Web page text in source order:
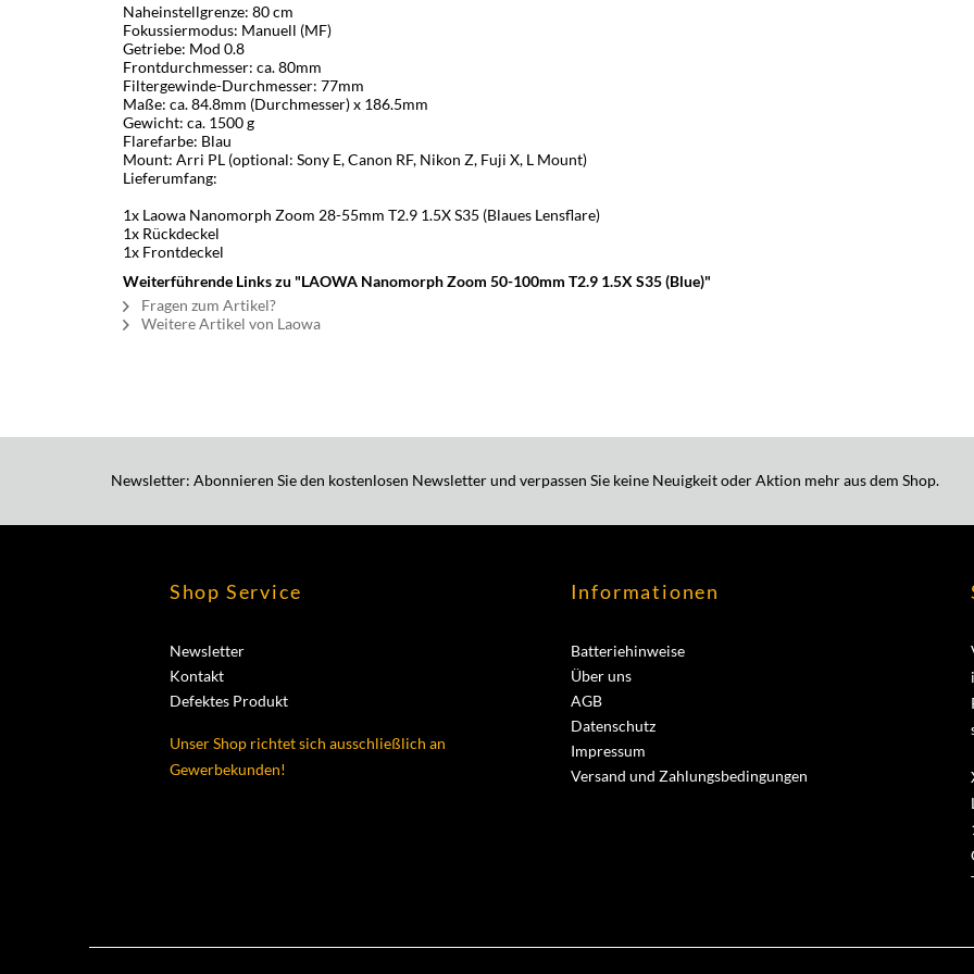
Naheinstellgrenze: 80 cm
Fokussiermodus: Manuell (MF)
Getriebe: Mod 0.8
Frontdurchmesser: ca. 80mm
Filtergewinde-Durchmesser: 77mm
Maße: ca. 84.8mm (Durchmesser) x 186.5mm
Gewicht: ca. 1500 g
Flarefarbe: Blau
Mount: Arri PL (optional: Sony E, Canon RF, Nikon Z, Fuji X, L Mount)
Lieferumfang:
1x Laowa Nanomorph Zoom 28-55mm T2.9 1.5X S35 (Blaues Lensflare)
1x Rückdeckel
1x Frontdeckel
Weiterführende Links zu "LAOWA Nanomorph Zoom 50-100mm T2.9 1.5X S35 (Blue)"
Fragen zum Artikel?
Weitere Artikel von Laowa
Newsletter: Abonnieren Sie den kostenlosen Newsletter und verpassen Sie keine Neuigkeit oder Aktion mehr aus dem Shop.
Shop Service
Newsletter
Kontakt
Defektes Produkt
Unser Shop richtet sich ausschließlich an
Gewerbekunden!
Informationen
Batteriehinweise
Über uns
AGB
Datenschutz
Impressum
Versand und Zahlungsbedingungen